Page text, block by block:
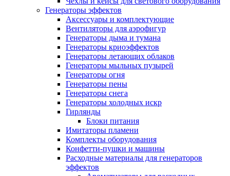
Генераторы эффектов
Аксессуары и комплектующие
Вентиляторы для аэрофигур
Генераторы дыма и тумана
Генераторы криоэффектов
Генераторы летающих облаков
Генераторы мыльных пузырей
Генераторы огня
Генераторы пены
Генераторы снега
Генераторы холодных искр
Гирлянды
Блоки питания
Имитаторы пламени
Комплекты оборудования
Конфетти-пушки и машины
Расходные материалы для генераторов
эффектов